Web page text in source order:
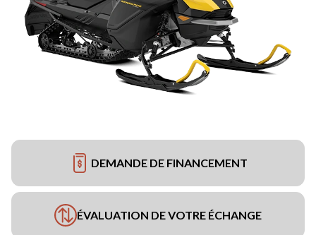
DEMANDE DE FINANCEMENT
ÉVALUATION DE VOTRE ÉCHANGE